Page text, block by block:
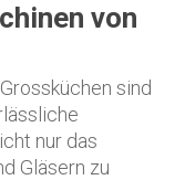
von
sind
nur das
Gläsern zu